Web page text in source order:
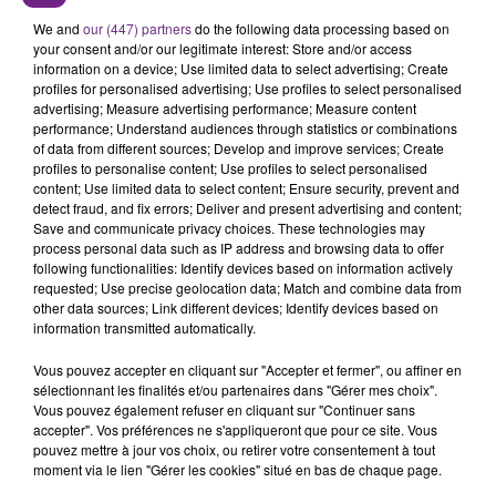
LA CENTRALE NUCLÉAIRE DE CHOOZ
TOUJOURS À L'ARRÊT
Cela fait déjà une semaine que la centrale
nucléaire ardennaise est à l'arrêt. Une situation
justifiée par la sécheresse intense qui est toujours
présente.
LE MAGASIN JOUÉCLUB DE REIMS FERME
SES PORTES
C'était l'une des institutions du centre-ville
rémois. Le magasin JouéClub est contraint de
fermer ses portes.
TITRES DIFFUSÉS
We and our (447) partnersdo the following data processing based on
your consent and/or our legitimate interest: Store and/or access
information on a device; Use limited data to select advertising; Create
profiles for personalised advertising; Use profiles to select personalised
advertising; Measure advertising performance; Measure content
performance; Understand audiences through statistics or combinations
of data from different sources; Develop and improve services; Create
profiles to personalise content; Use profiles to select personalised
content; Use limited data to select content; Ensure security, prevent and
detect fraud, and fix errors; Deliver and present advertising and content;
Save and communicate privacy choices. These technologies may
process personal data such as IP address and browsing data to offer
following functionalities: Identify devices based on information actively
requested; Use precise geolocation data; Match and combine data from
other data sources; Link different devices; Identify devices based on
information transmitted automatically.
Vous pouvez accepter en cliquant sur "Accepter et fermer", ou affiner en
sélectionnant les finalités et/ou partenaires dans "Gérer mes choix".
Vous pouvez également refuser en cliquant sur "Continuer sans
accepter". Vos préférences ne s'appliqueront que pour ce site. Vous
pouvez mettre à jour vos choix, ou retirer votre consentement à tout
moment via le lien "Gérer les cookies" situé en bas de chaque page.